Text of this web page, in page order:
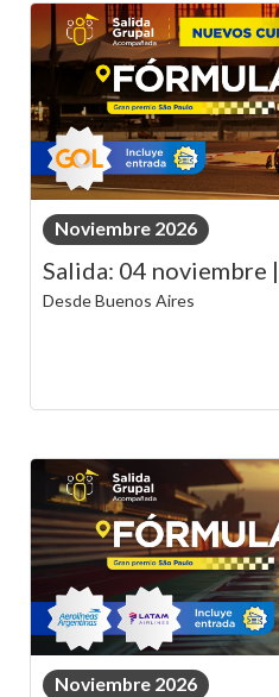
Noviembre 2026
Salida: 04 noviembre
Desde Buenos Aires
Noviembre 2026